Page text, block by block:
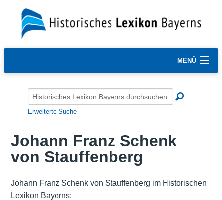
MENÜ
Erweiterte Suche
Johann Franz Schenk
von Stauffenberg
Johann Franz Schenk von Stauffenberg im Historischen
Lexikon Bayerns: